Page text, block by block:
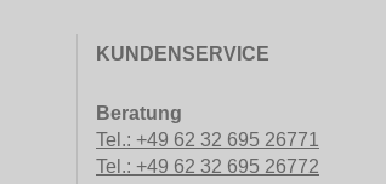
KUNDENSERVICE
Beratung
Tel.: +49 62 32 695 26771
Tel.: +49 62 32 695 26772